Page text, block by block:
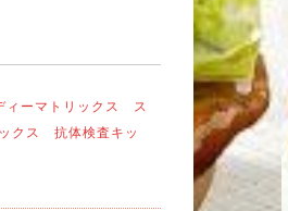
ィーマトリックス ス
クス 抗体検査キッ